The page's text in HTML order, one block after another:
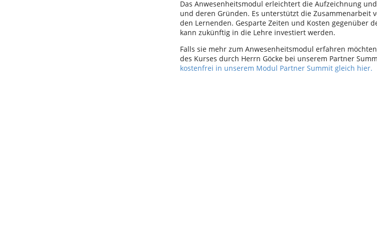
Das Anwesenheitsmodul erleichtert die Aufzeichnung
und deren Gründen. Es unterstützt die Zusammenarbeit
den Lernenden. Gesparte Zeiten und Kosten gegenüber
kann zukünftig in die Lehre investiert werden.
Falls sie mehr zum Anwesenheitsmodul erfahren
des Kurses durch Herrn Göcke bei unserem Partner
kostenfrei in unserem Modul Partner Summit gleich hier.